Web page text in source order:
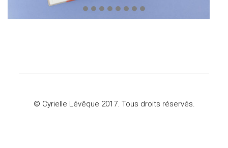
© Cyrielle Lévêque 2017. Tous droits réservés.